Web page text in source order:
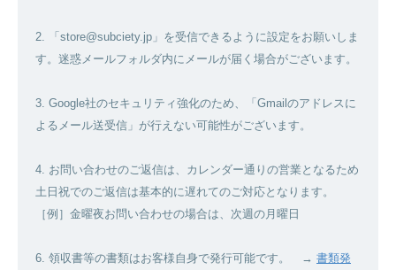
2. 「store@subciety.jp」を受信できるように設定をお願いしま
す。迷惑メールフォルダ内にメールが届く場合がございます。
3. Google社のセキュリティ強化のため、「Gmailのアドレスに
よるメール送受信」が行えない可能性がございます。
4. お問い合わせのご返信は、カレンダー通りの営業となるため
土日祝でのご返信は基本的に遅れてのご対応となります。
［例］金曜夜お問い合わせの場合は、次週の月曜日
6. 領収書等の書類はお客様自身で発行可能です。 → 書類発